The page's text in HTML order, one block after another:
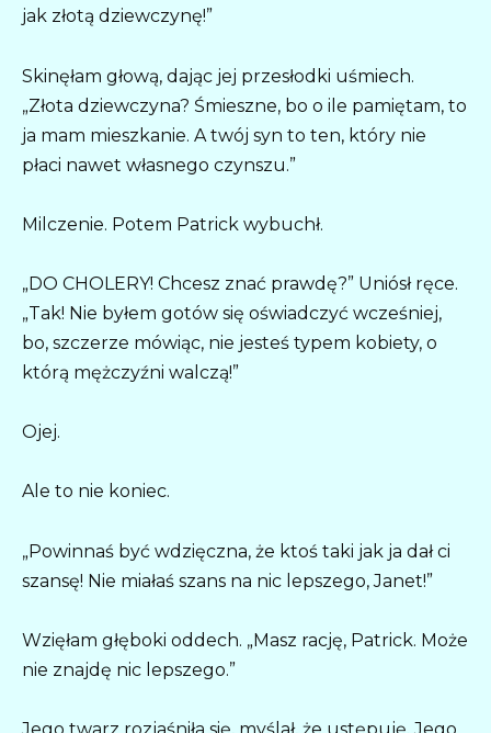
jak złotą dziewczynę!”
Skinęłam głową, dając jej przesłodki uśmiech.
„Złota dziewczyna? Śmieszne, bo o ile pamiętam, to
ja mam mieszkanie. A twój syn to ten, który nie
płaci nawet własnego czynszu.”
Milczenie. Potem Patrick wybuchł.
„DO CHOLERY! Chcesz znać prawdę?” Uniósł ręce.
„Tak! Nie byłem gotów się oświadczyć wcześniej,
bo, szczerze mówiąc, nie jesteś typem kobiety, o
którą mężczyźni walczą!”
Ojej.
Ale to nie koniec.
„Powinnaś być wdzięczna, że ktoś taki jak ja dał ci
szansę! Nie miałaś szans na nic lepszego, Janet!”
Wzięłam głęboki oddech. „Masz rację, Patrick. Może
nie znajdę nic lepszego.”